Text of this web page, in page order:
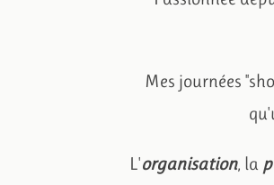
Mes journées
L'organisation, la